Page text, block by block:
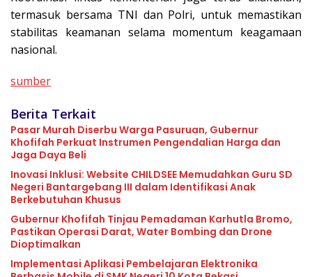
termasuk bersama TNI dan Polri, untuk memastikan
stabilitas keamanan selama momentum keagamaan
nasional.
sumber
Berita Terkait
Pasar Murah Diserbu Warga Pasuruan, Gubernur
Khofifah Perkuat Instrumen Pengendalian Harga dan
Jaga Daya Beli
Inovasi Inklusi: Website CHILDSEE Memudahkan Guru SD
Negeri Bantargebang III dalam Identifikasi Anak
Berkebutuhan Khusus
Gubernur Khofifah Tinjau Pemadaman Karhutla Bromo,
Pastikan Operasi Darat, Water Bombing dan Drone
Dioptimalkan
Implementasi Aplikasi Pembelajaran Elektronika